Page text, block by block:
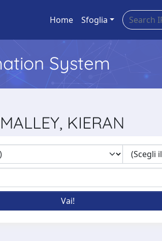
Home Sfoglia
System
KIERAN